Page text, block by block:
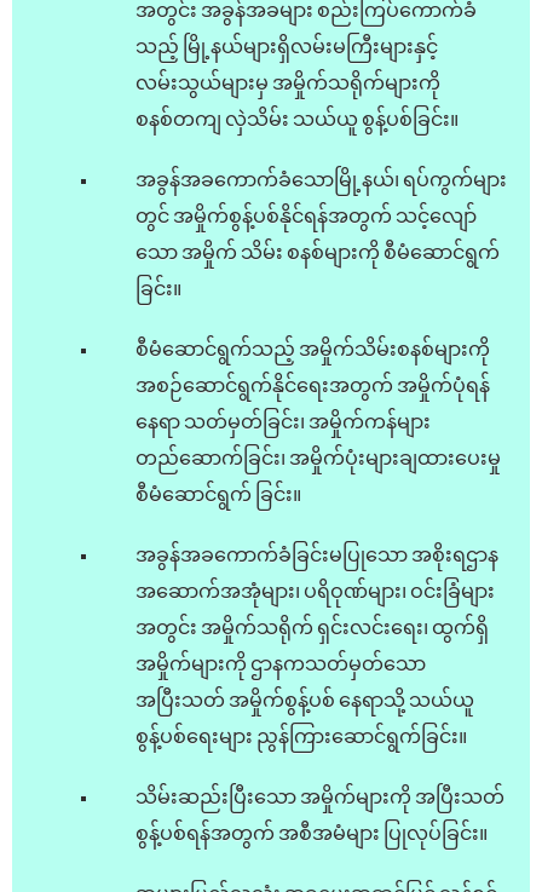
အတွင်း အခွန်အခများ စည်းကြပ်ကောက်ခံ
သည့် မြို့နယ်များရှိလမ်းမကြီးများနှင့်
လမ်းသွယ်များမှ အမှိုက်သရိုက်များကို
စနစ်တကျ လှဲသိမ်း သယ်ယူ စွန့်ပစ်ခြင်း။
အခွန်အခကောက်ခံသောမြို့နယ်၊ ရပ်ကွက်များ
တွင် အမှိုက်စွန့်ပစ်နိုင်ရန်အတွက် သင့်လျော်
သော အမှိုက် သိမ်း စနစ်များကို စီမံဆောင်ရွက်
ခြင်း။
စီမံဆောင်ရွက်သည့် အမှိုက်သိမ်းစနစ်များကို
အစဉ်ဆောင်ရွက်နိုင်ရေးအတွက် အမှိုက်ပုံရန်
နေရာ သတ်မှတ်ခြင်း၊ အမှိုက်ကန်များ
တည်ဆောက်ခြင်း၊ အမှိုက်ပုံးများချထားပေးမှု
စီမံဆောင်ရွက် ခြင်း။
အခွန်အခကောက်ခံခြင်းမပြုသော အစိုးရဌာန
အဆောက်အအုံများ၊ ပရိဝုဏ်များ၊ ဝင်းခြံများ
အတွင်း အမှိုက်သရိုက် ရှင်းလင်းရေး၊ ထွက်ရှိ
အမှိုက်များကို ဌာနကသတ်မှတ်သော
အပြီးသတ် အမှိုက်စွန့်ပစ် နေရာသို့ သယ်ယူ
စွန့်ပစ်ရေးများ ညွန်ကြားဆောင်ရွက်ခြင်း။
သိမ်းဆည်းပြီးသော အမှိုက်များကို အပြီးသတ်
စွန့်ပစ်ရန်အတွက် အစီအမံများ ပြုလုပ်ခြင်း။